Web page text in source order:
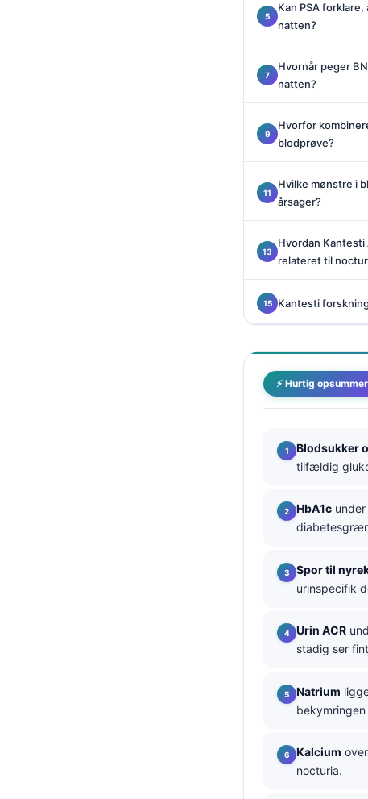
Kan PSA
natten?
Hvornår peger
natten?
Hvorfor
blodprøve?
Hvilke mønstre i
årsager?
Hvordan
relateret til
Kantesti
⚡ Hurtig
Blodsukker
tilfældig
HbA1c
Spor til
urinspecifik
Urin ACR
stadig ser
Natrium
Kalcium
nocturiа.